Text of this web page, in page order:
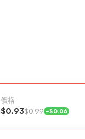
價格
$0.93$0.99 -$0.06